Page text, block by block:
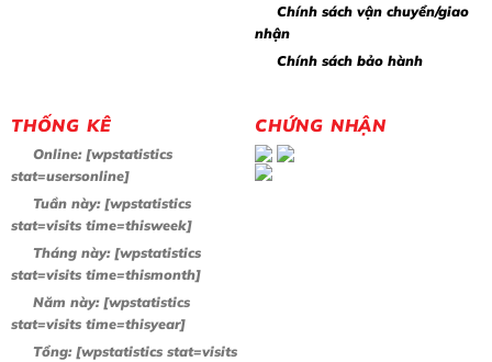
Chính sách vận chuyển/giao
nhận
Chính sách bảo hành
THỐNG KÊ
Online:[wpstatistics
stat=usersonline]
Tuần này:[wpstatistics
stat=visits time=thisweek]
Tháng này:[wpstatistics
stat=visits time=thismonth]
Năm này:[wpstatistics
stat=visits time=thisyear]
Tổng:[wpstatistics stat=visits
CHỨNG NHẬN